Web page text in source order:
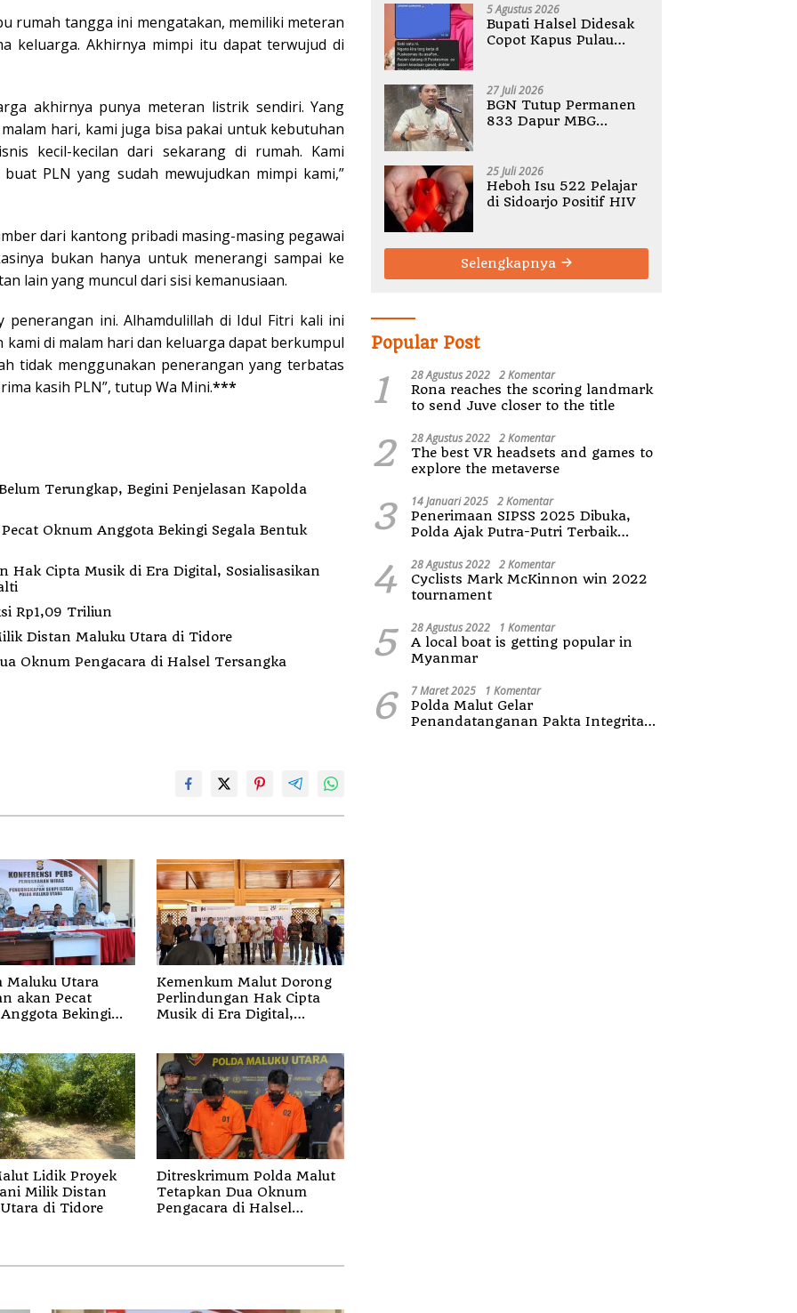
rumah tangga ini mengatakan, memiliki meteran
keluarga. Akhirnya mimpi itu dapat terwujud di
akhirnya punya meteran listrik sendiri. Yang
hari, kami juga bisa pakai untuk kebutuhan
kecil-kecilan dari sekarang di rumah. Kami
PLN yang sudah mewujudkan mimpi kami,”
dari kantong pribadi masing-masing pegawai
bukan hanya untuk menerangi sampai ke
lain yang muncul dari sisi kemanusiaan.
penerangan ini. Alhamdulillah di Idul Fitri kali ini
di malam hari dan keluarga dapat berkumpul
tidak menggunakan penerangan yang terbatas
kasih PLN”, tutup Wa Mini.***
Terungkap, Begini Penjelasan Kapolda
Hak Cipta Musik di Era Digital, Sosialisasikan
Rp1,09 Triliun
Distan Maluku Utara di Tidore
Oknum Pengacara di Halsel Tersangka
Maluku Utara
Pecat
Bekingi
Kemenkum Malut Dorong
Perlindungan Hak Cipta
Musik di Era Digital,
Royalti
Lidik Proyek
Milik Distan
di Tidore
Ditreskrimum Polda Malut
Tetapkan Dua Oknum
Pengacara di Halsel
5 Agustus 2026
Bupati Halsel Didesak
Copot Kapus Pulau
27 Juli 2026
BGN Tutup Permanen
833 Dapur MBG
Pelanggaran SOP
25 Juli 2026
Heboh Isu 522 Pelajar
di Sidoarjo Positif HIV
Selengkapnya
Popular Post
1 28 Agustus 2022 2 Komentar
Rona reaches the scoring landmark
to send Juve closer to the title
2 28 Agustus 2022 2 Komentar
The best VR headsets and games to
explore the metaverse
3 14 Januari 2025 2 Komentar
Penerimaan SIPSS 2025 Dibuka,
Polda Ajak Putra-Putri Terbaik
4 28 Agustus 2022 2 Komentar
Cyclists Mark McKinnon win 2022
tournament
5 28 Agustus 2022 1 Komentar
A local boat is getting popular in
Myanmar
6 7 Maret 2025 1 Komentar
Polda Malut Gelar
Penandatanganan Pakta Integritas